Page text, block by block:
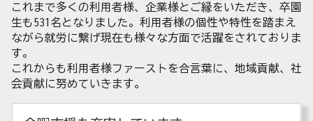
これまで多くの利用者様、企業様とご縁をいただき、卒園
生も531名となりました。利用者様の個性や特性を踏まえ
ながら就労に繋げ現在も様々な方面で活躍をされておりま
す。
これからも利用者様ファーストを合言葉に、地域貢献、社
会貢献に努めていきます。